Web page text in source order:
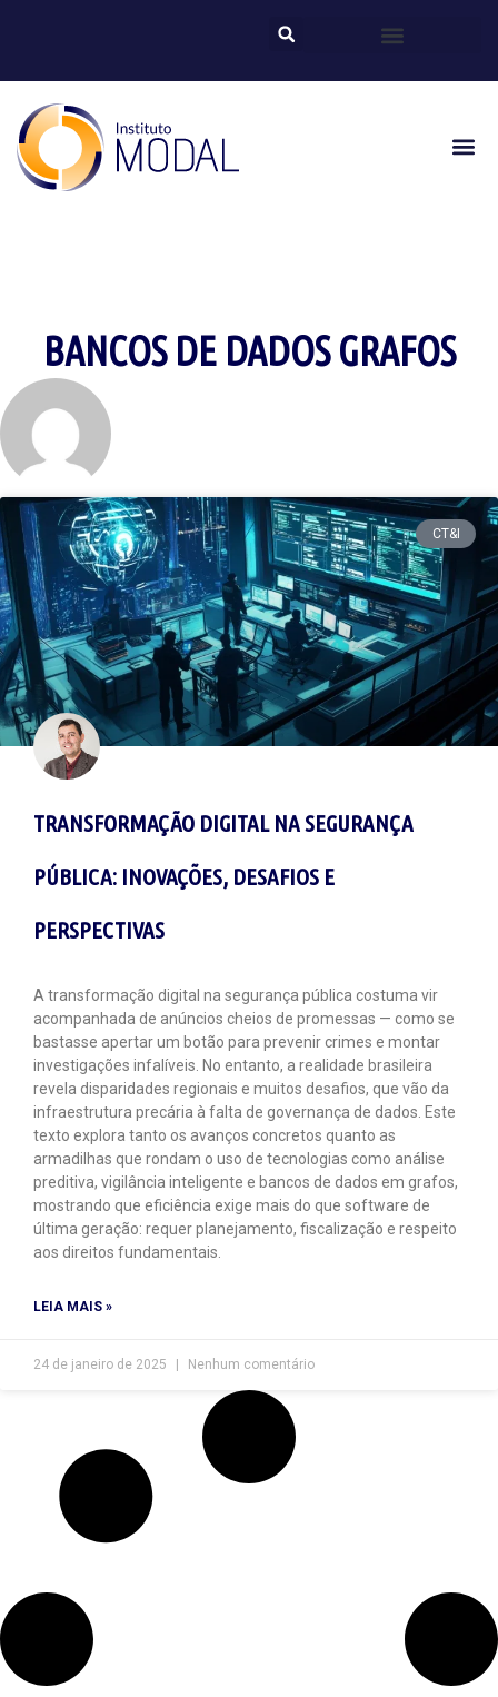
BANCOS DE DADOS GRAFOS
CT&I
TRANSFORMAÇÃO DIGITAL NA SEGURANÇA
PÚBLICA: INOVAÇÕES, DESAFIOS E
PERSPECTIVAS
A transformação digital na segurança pública costuma vir
acompanhada de anúncios cheios de promessas — como se
bastasse apertar um botão para prevenir crimes e montar
investigações infalíveis. No entanto, a realidade brasileira
revela disparidades regionais e muitos desafios, que vão da
infraestrutura precária à falta de governança de dados. Este
texto explora tanto os avanços concretos quanto as
armadilhas que rondam o uso de tecnologias como análise
preditiva, vigilância inteligente e bancos de dados em grafos,
mostrando que eficiência exige mais do que software de
última geração: requer planejamento, fiscalização e respeito
aos direitos fundamentais.
LEIA MAIS »
24 de janeiro de 2025 Nenhum comentário